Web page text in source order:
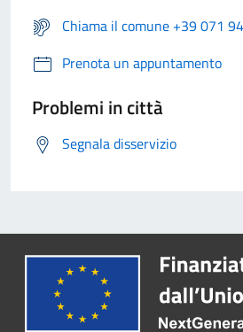
Chiama il comune +39 071
Prenota un appuntamento
Problemi in città
Segnala disservizio